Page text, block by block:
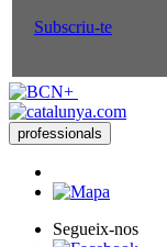
Subscriu-te
professionals
Segueix-nos